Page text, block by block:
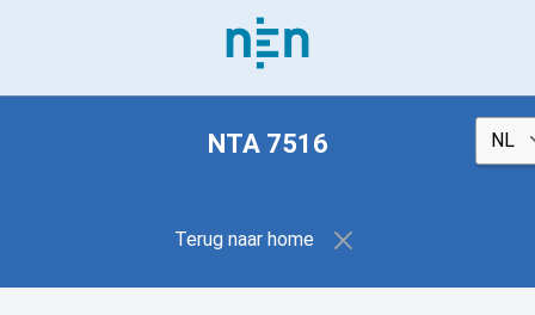
NTA 7516
Terug naar home